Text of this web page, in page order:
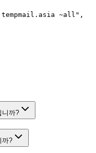
~all",
니까?
까?